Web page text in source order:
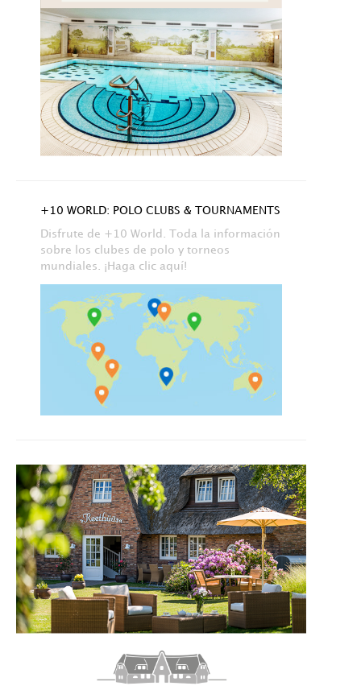
+10 WORLD: POLO CLUBS & TOURNAMENTS
Disfrute de +10 World. Toda la información
sobre los clubes de polo y torneos
mundiales. ¡Haga clic aquí!